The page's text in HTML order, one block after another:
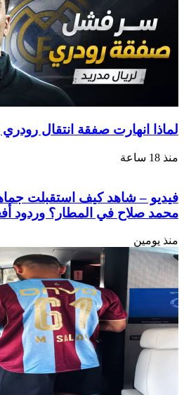
لماذا انهارت صفقة انتقال
منذ 18 ساعة
فيديو – شاهد كيف استقبلت
محمد صلاح في المطار؟ وردود
منذ يومين